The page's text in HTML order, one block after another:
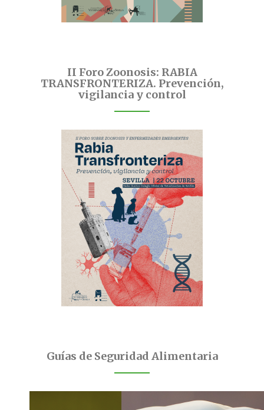
II Foro Zoonosis: RABIA
TRANSFRONTERIZA. Prevención,
vigilancia y control
Guías de Seguridad Alimentaria